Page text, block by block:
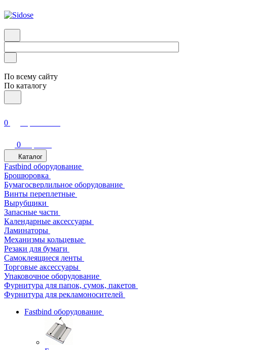
По всему сайту
По каталогу
0
0
Каталог
Fastbind оборудование
Брошюровка
Бумагосверлильное оборудование
Винты переплетные
Вырубщики
Запасные части
Календарные аксессуары
Ламинаторы
Механизмы кольцевые
Резаки для бумаги
Самоклеящиеся ленты
Торговые аксессуары
Упаковочное оборудование
Фурнитура для папок, сумок, пакетов
Фурнитура для рекламоносителей
Fastbind оборудование